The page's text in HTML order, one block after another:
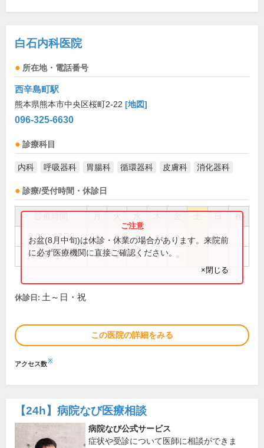
白石内科医院
所在地・電話番号
西辛島町駅
熊本県熊本市中央区桜町2-22 [地図]
096-325-6630
診療科目
内科 呼吸器科 胃腸科 循環器科 皮膚科 消化器科
診療/受付時間・休診日
祝
9:00～12:30 ● ● ● ● ●
14:00～17:30 ● ● ● ●
お盆(8月中旬)は休診・休業の場合があります。来院前
に必ず医療機関に直接ご確認ください。
×閉じる
休診日: 土～日・祝
この医院の詳細をみる
アクセス数※
【24h】 病院なび医療相談
病院なび公式サービス
症状や受診について医師に相談ができま